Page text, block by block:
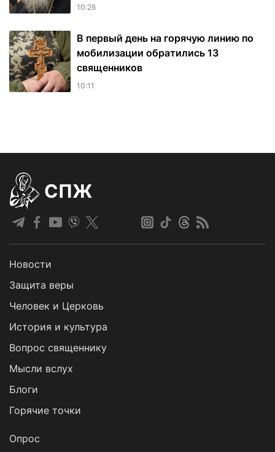
10:26
В первый день на горячую линию по
мобилизации обратились 13
священников
10:11
СПЖ
Новости
Защита веры
Человек и Церковь
История и культура
Вопрос священнику
Мысли вслух
Блоги
Горячие точки
Опрос